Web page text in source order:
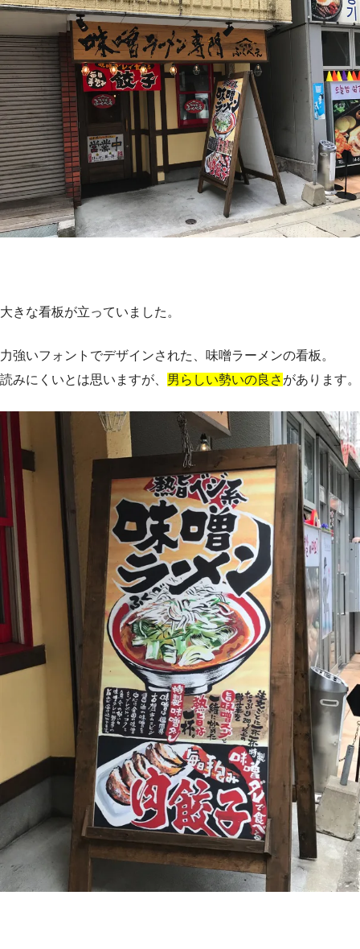
大きな看板が立っていました。
力強いフォントでデザインされた、味噌ラーメンの看板。
読みにくいとは思いますが、 男らしい勢いの良さ があります。